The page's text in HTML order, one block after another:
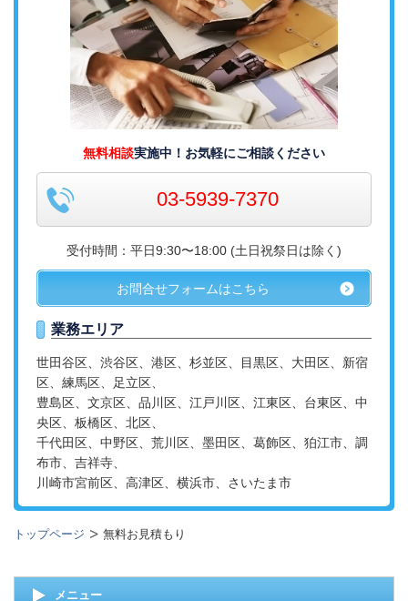
無料相談実施中！ お気軽にご相談ください
03-5939-7370
受付時間：平日9:30〜18:00 (土日祝祭日は除く)
お問合せフォームはこちら
業務エリア
世田谷区、渋谷区、港区、杉並区、目黒区、大田区、新宿
区、練馬区、足立区、
豊島区、文京区、品川区、江戸川区、江東区、台東区、中
央区、板橋区、 北区、
千代田区、中野区、荒川区、墨田区、葛飾区、狛江市、調
布市、吉祥寺、
川崎市宮前区、高津区、横浜市、さいたま市
トップページ 無料お見積もり
メニュー